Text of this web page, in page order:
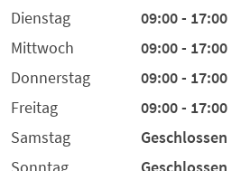
Dienstag
09:00 - 17:00
Mittwoch
09:00 - 17:00
Donnerstag
09:00 - 17:00
Freitag
09:00 - 17:00
Samstag
Geschlossen